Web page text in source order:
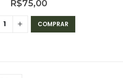
R$75,00
COMPRAR